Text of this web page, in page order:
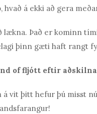
hvað á ekki að gera
lækna. Það er kominn
þinn gæti haft rangt
of fljótt eftir
vit þitt hefur þú misst